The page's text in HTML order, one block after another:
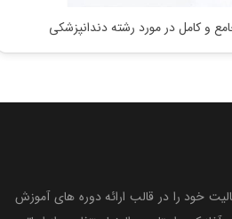
و کامل در مورد رشته دندانپزشکی
خود را در قالب ارائه دوره های آموزش